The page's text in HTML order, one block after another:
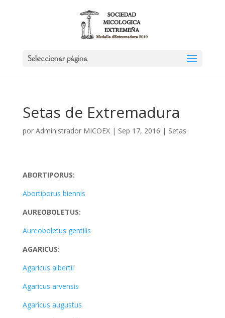
Seleccionar página
Setas de Extremadura
por Administrador MICOEX| Sep 17, 2016 | Setas
ABORTIPORUS:
Abortiporus biennis
AUREOBOLETUS:
Aureoboletus gentilis
AGARICUS:
Agaricus albertii
Agaricus arvensis
Agaricus augustus